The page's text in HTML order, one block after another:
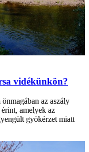
vidékünkön?
az aszály
amelyek az
gyökérzet miatt